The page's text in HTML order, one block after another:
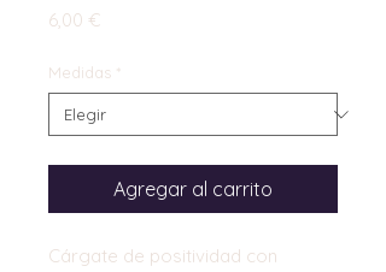
6,00 €
Medidas *
Agregar al carrito
Cárgate de positividad con